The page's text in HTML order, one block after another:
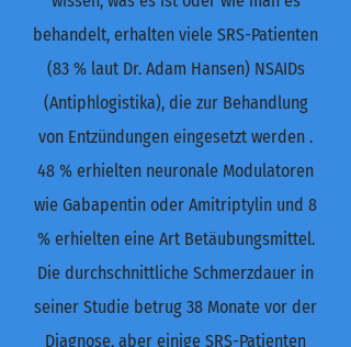
behandelt, erhalten viele SRS-Patienten
(83 % laut Dr. Adam Hansen) NSAIDs
(Antiphlogistika), die zur Behandlung
von Entzündungen eingesetzt werden .
48 % erhielten neuronale Modulatoren
wie Gabapentin oder Amitriptylin und 8
% erhielten eine Art Betäubungsmittel.
Die durchschnittliche Schmerzdauer in
seiner Studie betrug 38 Monate vor der
Diagnose, aber einige SRS-Patienten